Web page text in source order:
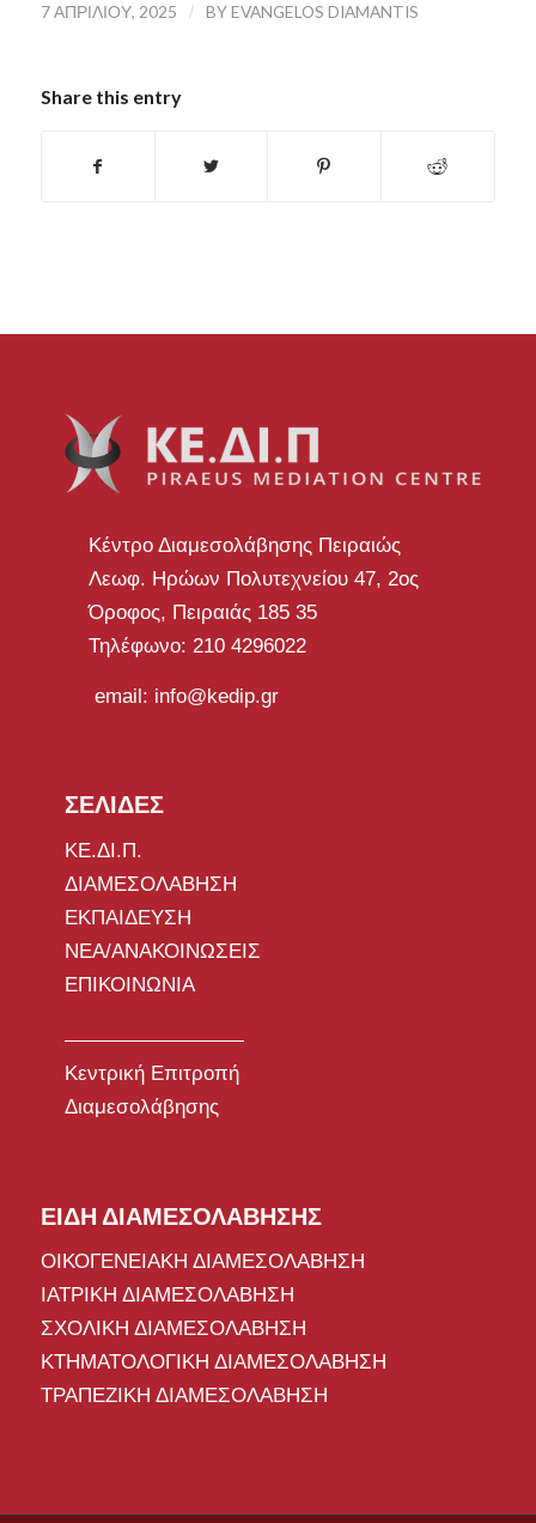
7 ΑΠΡΙΛΊΟΥ, 2025 / BYEVANGELOS DIAMANTIS
Share this entry
Κέντρο Διαμεσολάβησης Πειραιώς
Λεωφ. Ηρώων Πολυτεχνείου 47, 2ος
Όροφος, Πειραιάς 185 35
Τηλέφωνο: 210 4296022
email: info@kedip.gr
ΣΕΛΙΔΕΣ
ΚΕ.ΔΙ.Π.
ΔΙΑΜΕΣΟΛΑΒΗΣΗ
ΕΚΠΑΙΔΕΥΣΗ
ΝΕΑ/ΑΝΑΚΟΙΝΩΣΕΙΣ
ΕΠΙΚΟΙΝΩΝΙΑ
Κεντρική Επιτροπή
Διαμεσολάβησης
ΕΙΔΗ ΔΙΑΜΕΣΟΛΑΒΗΣΗΣ
ΟΙΚΟΓΕΝΕΙΑΚΗ ΔΙΑΜΕΣΟΛΑΒΗΣΗ
ΙΑΤΡΙΚΗ ΔΙΑΜΕΣΟΛΑΒΗΣΗ
ΣΧΟΛΙΚΗ ΔΙΑΜΕΣΟΛΑΒΗΣΗ
ΚΤΗΜΑΤΟΛΟΓΙΚΗ ΔΙΑΜΕΣΟΛΑΒΗΣΗ
ΤΡΑΠΕΖΙΚΗ ΔΙΑΜΕΣΟΛΑΒΗΣΗ